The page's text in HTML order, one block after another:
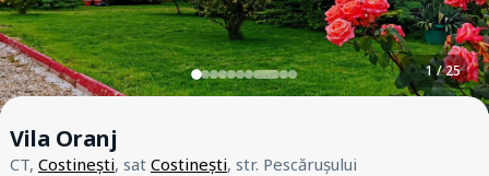
1 / 25
Vila Oranj
CT, Costinești, sat Costinești, str. Pescărușului